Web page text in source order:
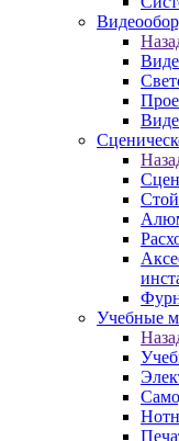
Учебные